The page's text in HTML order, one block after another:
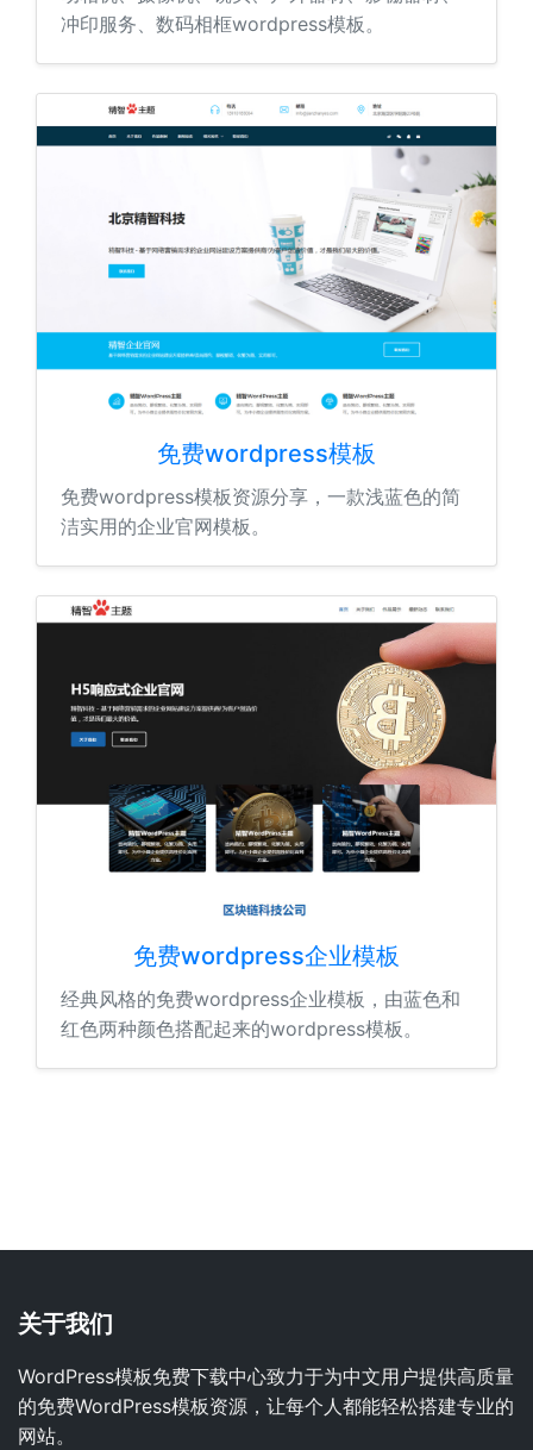
冲印服务、数码相框wordpress模板。
免费wordpress模板
免费wordpress模板资源分享，一款浅蓝色的简
洁实用的企业官网模板。
免费wordpress企业模板
经典风格的免费wordpress企业模板，由蓝色和
红色两种颜色搭配起来的wordpress模板。
关于我们
WordPress模板免费下载中心致力于为中文用户提供高质量
的免费WordPress模板资源，让每个人都能轻松搭建专业的
网站。